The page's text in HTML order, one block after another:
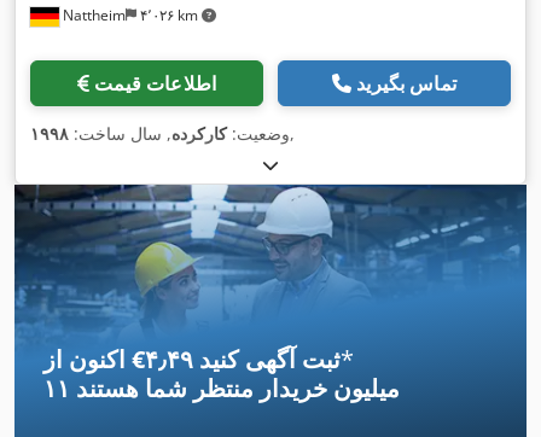
Nattheim ۴٬۰۲۶ km
اطلاعات قیمت تماس بگیرید
وضعیت:کارکرده, سال ساخت: ۱۹۹۸ ,
اکنون از ‎€۴٫۴۹ ثبت آگهی کنید*
۱۱ میلیون خریدار منتظر شما هستند